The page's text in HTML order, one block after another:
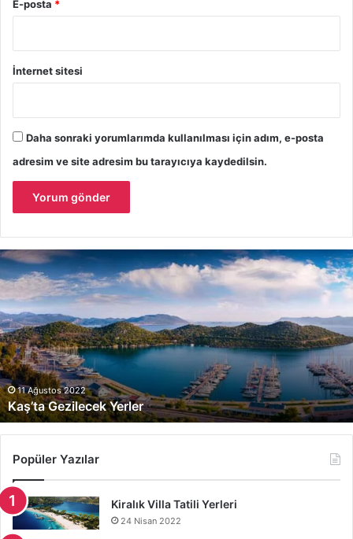
E-posta *
İnternet sitesi
Daha sonraki yorumlarımda kullanılması için adım, e-posta
adresim ve site adresim bu tarayıcıya kaydedilsin.
7 Haziran 2022
Patara Plajı
Popüler Yazılar
Kiralık Villa Tatili Yerleri
24 Nisan 2022